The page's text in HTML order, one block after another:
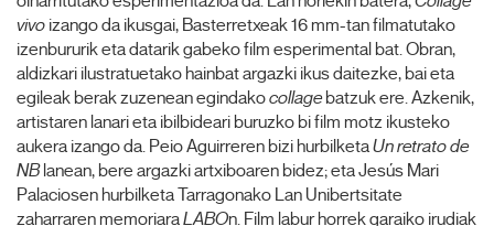
vivo izango da ikusgai, Basterretxeak 16 mm-tan filmatutako
izenbururik eta datarik gabeko film esperimental bat. Obran,
aldizkari ilustratuetako hainbat argazki ikus daitezke, bai eta
egileak berak zuzenean egindakocollagebatzuk ere. Azkenik,
artistaren lanari eta ibilbideari buruzko bi film motz ikusteko
aukera izango da. Peio Aguirreren bizi hurbilketaUn retrato de
NBlanean, bere argazki artxiboaren bidez; eta Jesús Mari
Palaciosen hurbilketa Tarragonako Lan Unibertsitate
zaharraren memoriaraLABOn. Film labur horrek garaiko irudiak